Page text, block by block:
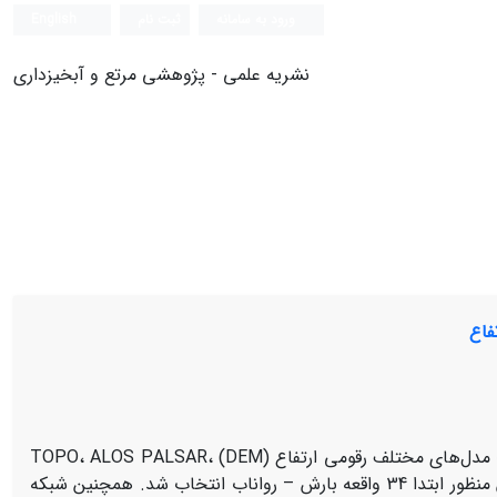
نشریه علمی - پژوهشی مرتع و آبخیزداری
پژوهش حاضر تاثیر پذیری مدل هیدروگراف واحد لحظه‌ای کلارک را از دقت مدل‌های مختلف رقومی ارتفاع (DEM) TOPO، ALOS PALSAR،
ASTER، SRTM و GTOPO در حوزه‌آبخیز امامه مورد ارزیابی قرار می‌دهد. برای این منظور ابتدا 34 واقعه بارش – رواناب انتخاب شد. همچنین شبکه